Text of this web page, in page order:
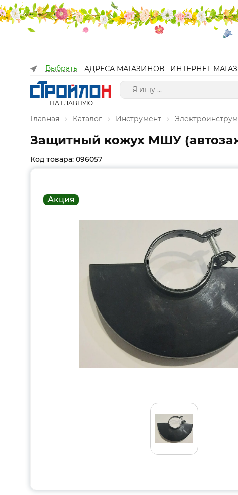
Выбрать АДРЕСА МАГАЗИНОВ ИНТЕРНЕТ-
НА ГЛАВНУЮ
Главная Каталог Инструмент
Защитный кожух МШУ
Код товара: 096057
Акция